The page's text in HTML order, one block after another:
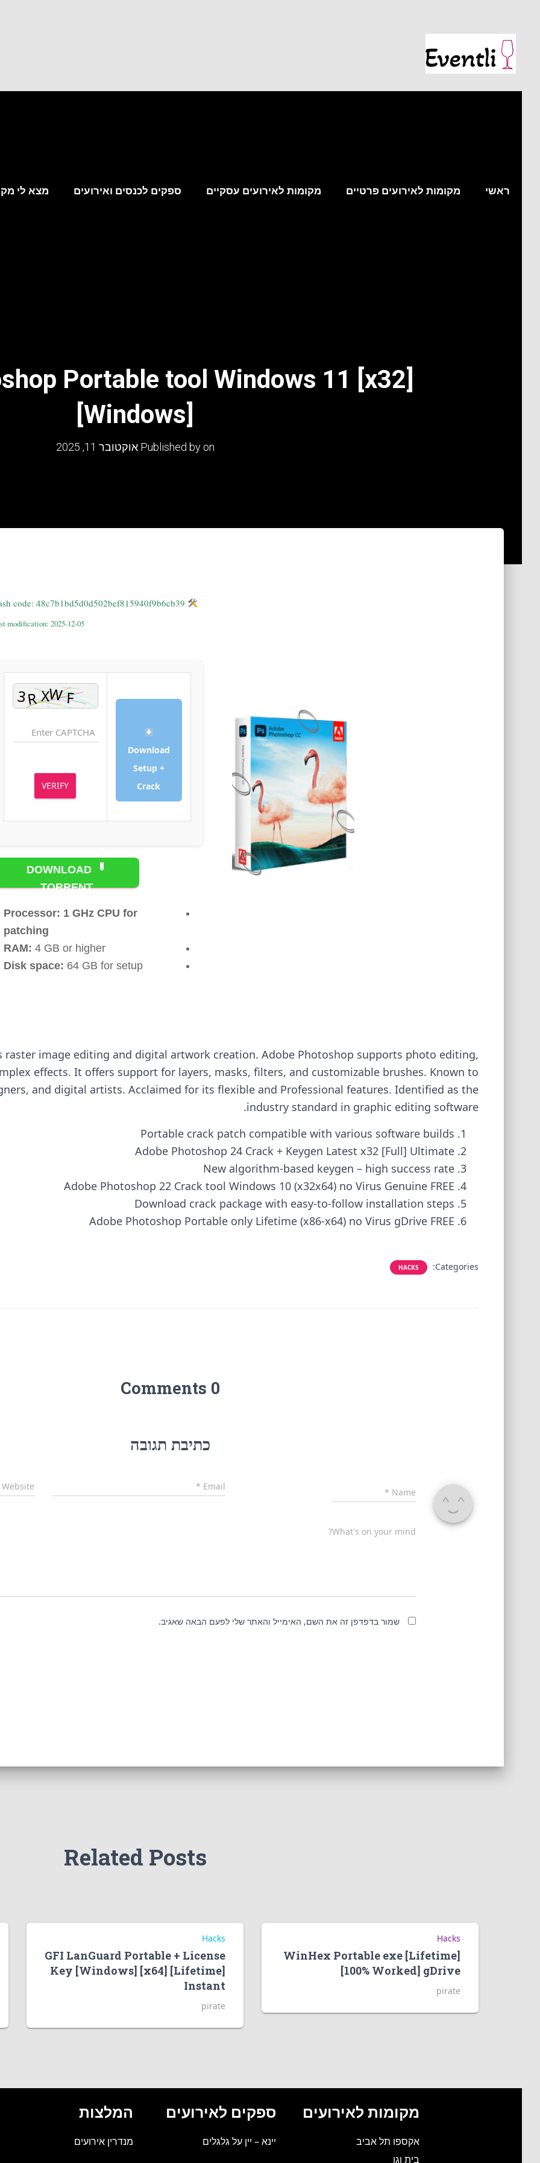
ראשי מקומות לאירועים פרטיים מקומות לאירועים עסקיים ספקים לכנסים ואירועים מצא לי
Portable tool Windows 11 [x32]
[Windows]
Published by on אוקטובר 11, 2025
modification: 2025-12-05
Download
Setup +
Crack
VERIFY
DOWNLOAD
TORRENT
Processor: 1 GHz CPU for
patching
RAM: 4 GB or higher
Disk space: 64 GB for setup
raster image editing and digital artwork creation. Adobe Photoshop supports photo editing,
effects. It offers support for layers, masks, filters, and customizable brushes. Known to
and digital artists. Acclaimed for its flexible and Professional features. Identified as the
industry standard in graphic editing software.
Portable crack patch compatible with various software builds
Adobe Photoshop 24 Crack + Keygen Latest x32 [Full] Ultimate
New algorithm-based keygen – high success rate
Adobe Photoshop 22 Crack tool Windows 10 (x32x64) no Virus Genuine FREE
Download crack package with easy-to-follow installation steps
Adobe Photoshop Portable only Lifetime (x86-x64) no Virus gDrive FREE
Categories:
HACKS
0 Comments
כתיבת תגובה
Name
*
Email
*
Website
What's on your mind?
שמור בדפדפן זה את השם, האימייל והאתר שלי לפעם הבאה שאגיב.
Related Posts
Hacks
WinHex Portable exe [Lifetime]
[100% Worked] gDrive
pirate
Hacks
GFI LanGuard Portable + License
Key [Windows] [x64] [Lifetime]
Instant
pirate
מקומות לאירועים
אקספו תל אביב
בית וגן
ספקים לאירועים
יינא – יין על גלגלים
המלצות
מנדרין אירועים